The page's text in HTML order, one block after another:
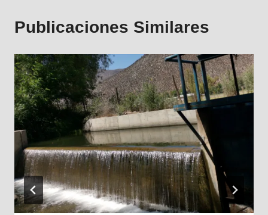
Publicaciones Similares